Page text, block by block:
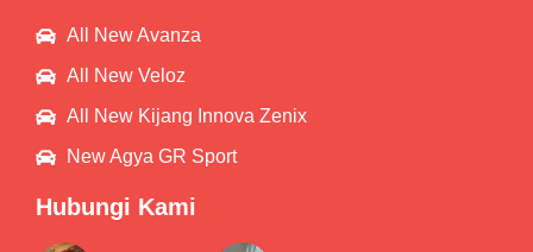
All New Avanza
All New Veloz
All New Kijang Innova Zenix
New Agya GR Sport
Hubungi Kami